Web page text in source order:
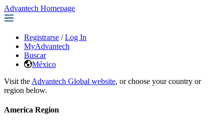
Advantech Homepage
Registrarse / Log In
MyAdvantech
Buscar
México
Visit the Advantech Global website, or choose your country or
region below.
America Region